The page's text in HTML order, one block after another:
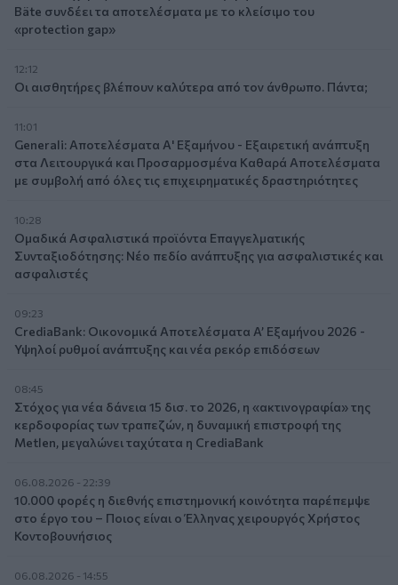
Bäte συνδέει τα αποτελέσματα με το κλείσιμο του
«protection gap»
12:12
Οι αισθητήρες βλέπουν καλύτερα από τον άνθρωπο. Πάντα;
11:01
Generali: Αποτελέσματα Α' Εξαμήνου - Εξαιρετική ανάπτυξη
στα Λειτουργικά και Προσαρμοσμένα Καθαρά Αποτελέσματα
με συμβολή από όλες τις επιχειρηματικές δραστηριότητες
10:28
Ομαδικά Ασφαλιστικά προϊόντα Επαγγελματικής
Συνταξιοδότησης: Νέο πεδίο ανάπτυξης για ασφαλιστικές και
ασφαλιστές
09:23
CrediaBank: Οικονομικά Αποτελέσματα A’ Εξαμήνου 2026 -
Υψηλοί ρυθμοί ανάπτυξης και νέα ρεκόρ επιδόσεων
08:45
Στόχος για νέα δάνεια 15 δισ. το 2026, η «ακτινογραφία» της
κερδοφορίας των τραπεζών, η δυναμική επιστροφή της
Metlen, μεγαλώνει ταχύτατα η CrediaBank
06.08.2026 - 22:39
10.000 φορές η διεθνής επιστημονική κοινότητα παρέπεμψε
στο έργο του – Ποιος είναι ο Έλληνας χειρουργός Χρήστος
Κοντοβουνήσιος
06.08.2026 - 14:55